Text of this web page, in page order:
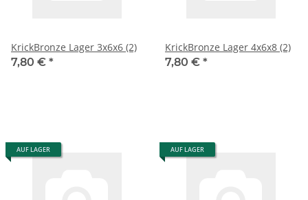
KrickBronze Lager 3x6x6 (2)
7,80 € *
KrickBronze Lager 4x6x8 (2)
7,80 € *
AUF LAGER AUF LAGER